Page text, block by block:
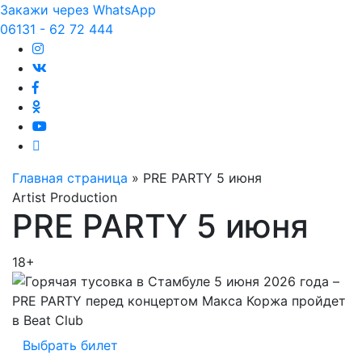
Закажи через WhatsApp
06131 - 62 72 444
Главная страница » PRE PARTY 5 июня
Artist Production
PRE PARTY 5 июня
18+
Выбрать билет